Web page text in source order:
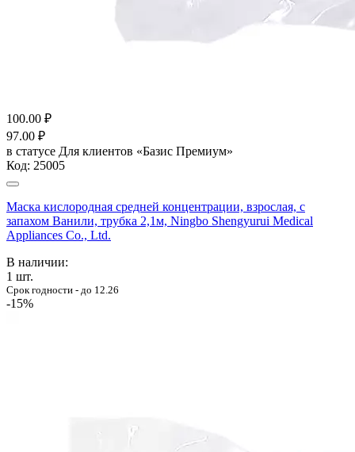
100.00 ₽
97.00 ₽
в статусе Для клиентов «Базис Премиум»
Код: 25005
Маска кислородная средней концентрации, взрослая, с
запахом Ванили, трубка 2,1м, Ningbo Shengyurui Medical
Appliances Co., Ltd.
В наличии:
1 шт.
Срок годности - до 12.26
-15%